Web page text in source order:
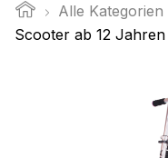
Alle Kategorien
Scooter ab 12 Jahren
Bildergalerie